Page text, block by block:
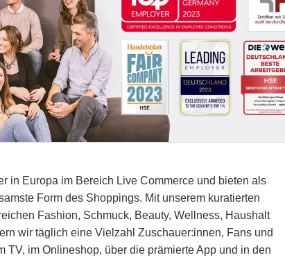
in Europa im Bereich Live Commerce und bieten als
Form des Shoppings. Mit unserem kuratierten
Fashion, Schmuck, Beauty, Wellness, Haushalt
wir täglich eine Vielzahl Zuschauer:innen, Fans und
TV, im Onlineshop, über die prämierte App und in den